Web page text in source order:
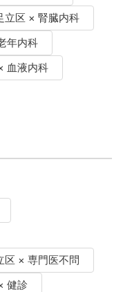
立区 × 腎臓内科
年内科
血液内科
区 × 専門医不問
健診